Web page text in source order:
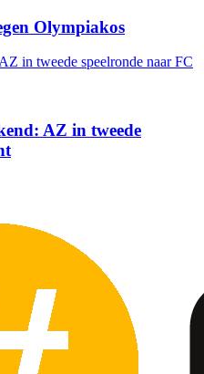
Olympiakos
AZ in tweede